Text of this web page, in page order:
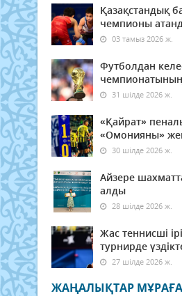
Қазақстандық
чемпионы
03 тамыз 2026 ж.
Футболдан
31 шілде 2026 ж.
«Қайрат»
«Омонияны»
30 шілде 2026 ж.
Айзере
алды
28 шілде 2026 ж.
Жас теннисші
турнирде
27 шілде 2026 ж.
ЖАҢАЛЫҚТАР